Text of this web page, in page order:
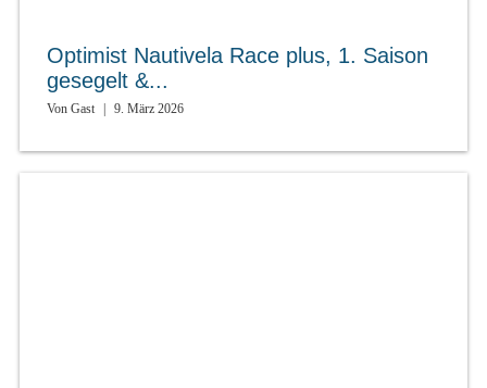
Optimist Nautivela Race plus, 1. Saison
gesegelt &...
Von Gast 9. März 2026